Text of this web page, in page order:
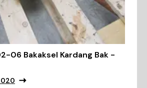
06 Bakaksel Kardang Bak -